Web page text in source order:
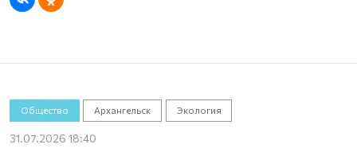
Общество Архангельск Экология
31.07.2026 18:40